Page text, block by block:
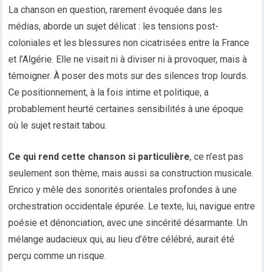
La chanson en question, rarement évoquée dans les
médias, aborde un sujet délicat : les tensions post-
coloniales et les blessures non cicatrisées entre la France
et l’Algérie. Elle ne visait ni à diviser ni à provoquer, mais à
témoigner. À poser des mots sur des silences trop lourds.
Ce positionnement, à la fois intime et politique, a
probablement heurté certaines sensibilités à une époque
où le sujet restait tabou.
Ce qui rend cette chanson si particulière, ce n’est pas
seulement son thème, mais aussi sa construction musicale.
Enrico y mêle des sonorités orientales profondes à une
orchestration occidentale épurée. Le texte, lui, navigue entre
poésie et dénonciation, avec une sincérité désarmante. Un
mélange audacieux qui, au lieu d’être célébré, aurait été
perçu comme un risque.